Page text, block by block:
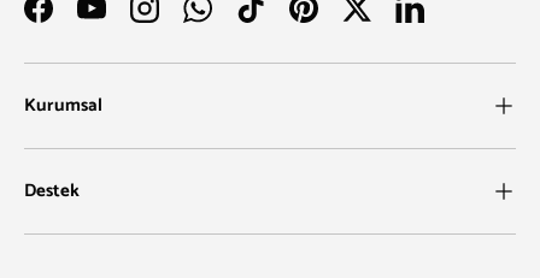
FacebookYouTubeInstagramWhatsAppTikTokPinterestTwitterLinkedIn
Kurumsal
Destek